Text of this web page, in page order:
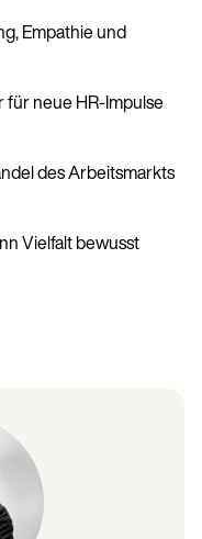
Empathie und
neue HR-Impulse
des Arbeitsmarkts
Vielfalt bewusst